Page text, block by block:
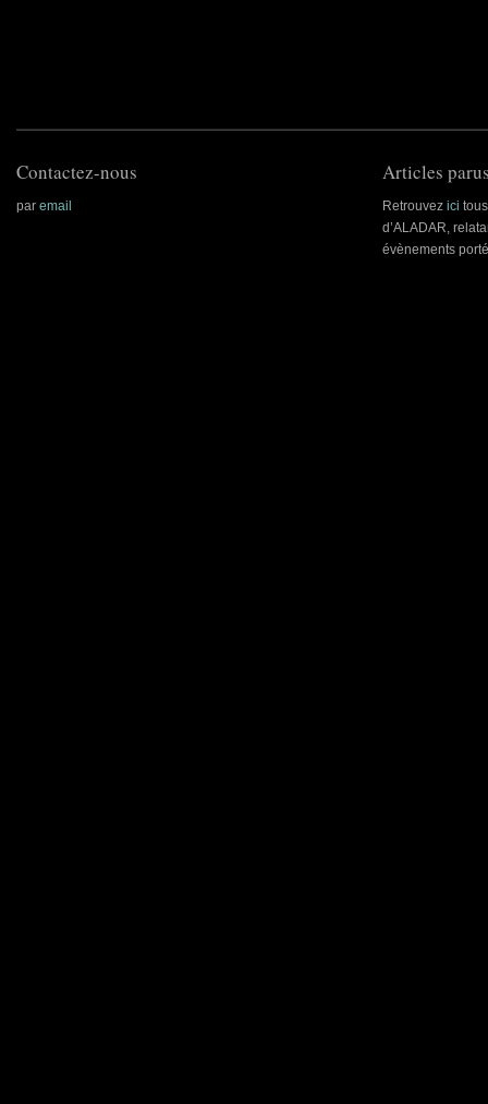
Contactez-nous
par email
Articles
Retrouvez ici
d’ALADAR,
évènements